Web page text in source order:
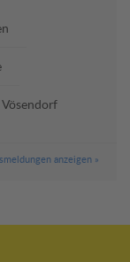
anzeigen »